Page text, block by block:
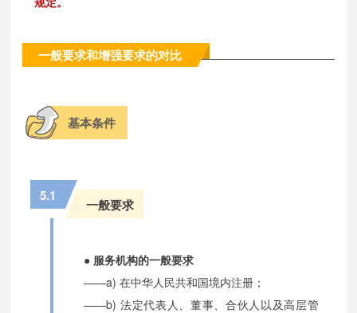
一般要求和增强要求的对比
基本条件
5.1
一般要求
● 服务机构的一般要求
——a) 在中华人民共和国境内注册；
——b) 法定代表人、董事、合伙人以及高层管